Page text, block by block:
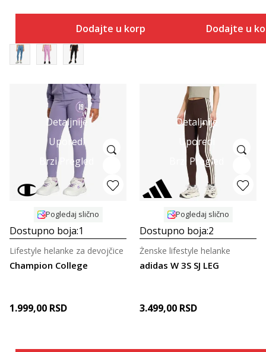
Dodajte u korpu Dodajte u
Detaljnije
Uporedi
Brzi Pregled
Pogledaj slično
Dostupno boja:1
Champion College
Lifestyle helanke za devojčice
1.999,00 RSD
Detaljnije
Uporedi
Brzi Pregled
Pogledaj slično
Dostupno boja:2
adidas W 3S SJ LEG
Ženske lifestyle helanke
3.499,00 RSD